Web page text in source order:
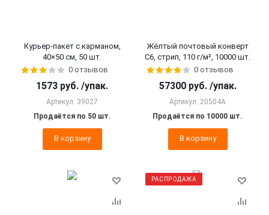
Курьер-пакет с карманом,
40×50 см, 50 шт.
0 отзывов
1573 руб. /упак.
Артикул: 39027
Продаётся по 50 шт.
В корзину
Жёлтый почтовый конверт
С6, стрип, 110 г/м², 10000 шт.
0 отзывов
57300 руб. /упак.
Артикул: 20504A
Продаётся по 10000 шт.
В корзину
РАСПРОДАЖА